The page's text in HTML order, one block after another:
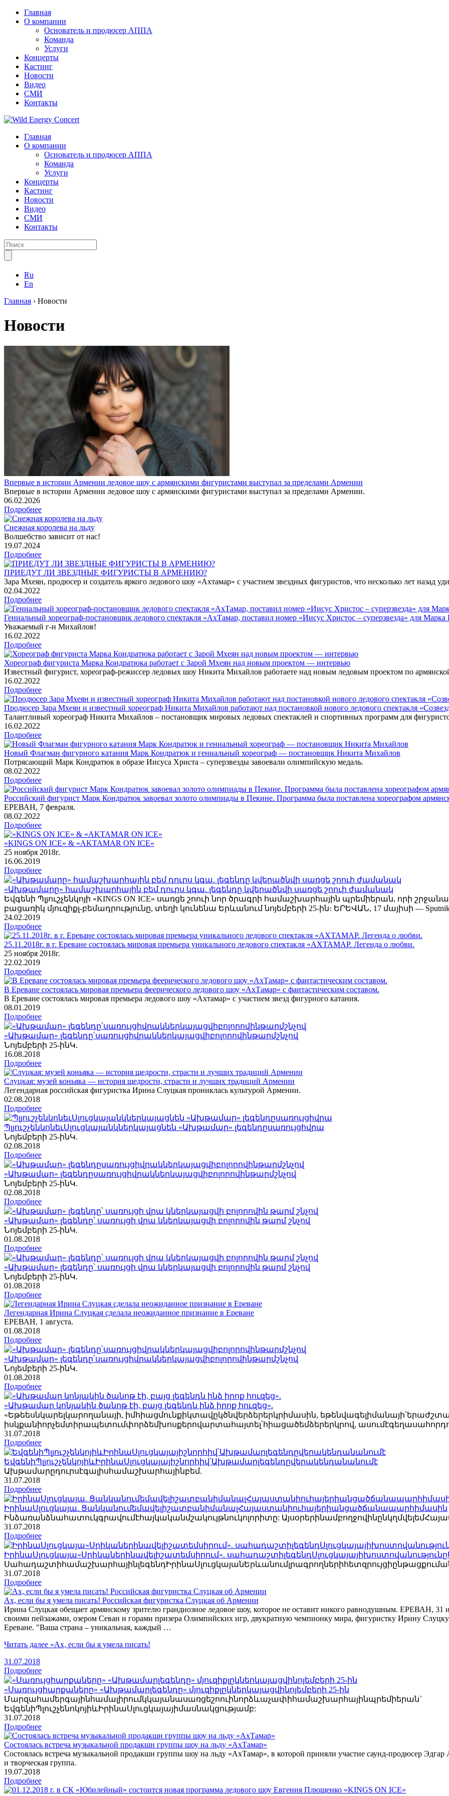
Главная
О компании
Основатель и продюсер АППА
Команда
Услуги
Концерты
Кастинг
Новости
Видео
СМИ
Контакты
Главная
О компании
Основатель и продюсер АППА
Команда
Услуги
Концерты
Кастинг
Новости
Видео
СМИ
Контакты
Ru
En
Главная › Новости
Новости
Впервые в истории Армении ледовое шоу с армянскими фигуристами выступал за пределами Армении
Впервые в истории Армении ледовое шоу с армянскими фигуристами выступал за пределами Армении.
06.02.2026
Подробнее
Снежная королева на льду
Волшебство зависит от нас!
19.07.2024
Подробнее
ПРИЕДУТ ЛИ ЗВЕЗДНЫЕ ФИГУРИСТЫ В АРМЕНИЮ?
Зара Мхеян, продюсер и создатель яркого ледового шоу «Ахтамар» с участием звездных фигуристов, что несколько лет назад
02.04.2022
Подробнее
Гениальный хореограф-постановщик ледового спектакля «АхТамар, поставил номер «Иисус Христос – суперзвезда» для Марка
Уважаемый г-н Михайлов!
16.02.2022
Подробнее
Хореограф фигуриста Марка Кондратюка работает с Зарой Мхеян над новым проектом — интервью
Известный фигурист, хореограф-режиссер ледовых шоу Никита Михайлов работаете над новым ледовым проектом по
16.02.2022
Подробнее
Продюсер Зара Мхеян и известный хореограф Никита Михайлов работают над постановкой нового ледового спектакля
Талантливый хореограф Никита Михайлов – постановщик мировых ледовых спектаклей и спортивных программ для
16.02.2022
Подробнее
Новый Флагман фигурного катания Марк Кондратюк и гениальный хореограф — постановщик Никита Михайлов
Потрясающий Марк Кондратюк в образе Иисуса Христа – суперзвезды завоевали олимпийскую медаль.
08.02.2022
Подробнее
Российский фигурист Марк Кондратюк завоевал золото олимпиады в Пекине. Программа была поставлена хореографом
ЕРЕВАН, 7 февраля.
08.02.2022
Подробнее
«KINGS ON ICE» & «AKTAMAR ON ICE»
25 ноября 2018г.
16.06.2019
Подробнее
«Ախթամարը» համաշխարհային բեմ դուրս կգա. լեգենդը կվերածնվի սառցե շոուի ժամանակ
Եվգենի Պլյուշչենկոյի «KINGS ON ICE» սառցե շոուի նոր ծրագրի համաշխարհային պրեմիերան, որի
բացառիկ մյուզիքլ-բեմադրությունը, տեղի կունենա Երևանում նոյեմբերի 25-ին։ ԵՐԵՎԱՆ, 17 մայիսի —
24.02.2019
Подробнее
25.11.2018г. в г. Ереване состоялась мировая премьера уникального ледового спектакля «АХТАМАР. Легенда о любви.
25 ноября 2018г.
22.02.2019
Подробнее
В Ереване состоялась мировая премьера феерического ледового шоу «АхТамар» с фантастическим составом.
В Ереване состоялась мировая премьера ледового шоу «Ахтамар» с участием звезд фигурного катания.
08.01.2019
Подробнее
«Ախթամար» լեգենդը՝սառույցիվրակներկայացվիբոլորովինթարմշնչով
Նոյեմբերի 25-ինԿ.
16.08.2018
Подробнее
Слуцкая: музей коньяка — история щедрости, страсти и лучших традиций Армении
Легендарная российская фигуристка Ирина Слуцкая прониклась культурой Армении.
02.08.2018
Подробнее
ՊլյուշչենկոնեւՍլուցկայանկներկայացնեն «Ախթամար» լեգենդըսառույցիվրա
Նոյեմբերի 25-ինԿ.
02.08.2018
Подробнее
«Ախթամար» լեգենդըսառույցիվրակներկայացվիբոլորովինթարմշնչով
Նոյեմբերի 25-ինԿ.
02.08.2018
Подробнее
«Ախթամար» լեգենդը՝ սառույցի վրա կներկայացվի բոլորովին թարմ շնչով
Նոյեմբերի 25-ինԿ.
01 .08.2018
Подробнее
«Ախթամար» լեգենդը՝ սառույցի վրա կներկայացվի բոլորովին թարմ շնչով
Նոյեմբերի 25-ինԿ.
01 .08.2018
Подробнее
Легендарная Ирина Слуцкая сделала неожиданное признание в Ереване
ЕРЕВАН, 1 августа.
01 .08.2018
Подробнее
«Ախթամար» լեգենդը՝սառույցիվրակներկայացվիբոլորովինթարմշնչով
Նոյեմբերի 25-ինԿ.
01 .08.2018
Подробнее
«Ախթամար կոնյակին ծանոթ էի, բայց լեգենդն ինձ իրոք հուզեց».
«Եթեեսնկարելկարողանայի, իմհիացմունքիկտավըկծնվերձերերկրիմասին,
իսկքանիորչեմտիրապետումփորձեմխոսքերովարտահայտել՝հիացածեմձերերկրով,
31 .07.2018
Подробнее
ԵվգենիՊլյուշչենկոյիևԻրինաՍլուցկայայիշնորհիվ՝Ախթամարլեգենդըվերակենդանանումէ
Ախթամարըդուրսէգալիսհամաշխարհայինբեմ.
31 .07.2018
Подробнее
ԻրինաՍլուցկայա. ՑանկանումեմավելիշատբանիմանալՀայաստանիուհայերիանցածճանապարհիմասին
Ինձառանձնահատուկգրավումէհայկականմշակույթնուկոլորիտը:
31 .07.2018
Подробнее
ԻրինաՍլուցկայա«Սրիկաներինավելիշատեմսիրում».
31 .07.2018
Подробнее
Ах, если бы я умела писать! Российская фигуристка Слуцкая об Армении
Ирина Слуцкая обещает армянскому зрителю грандиозное ледовое шоу, которое не оставит никого равнодушным. ЕРЕВАН, 31
своими пейзажами, озером Севан и горами призера Олимпийских игр, двукратную чемпионку мира, фигуристку Ирину
Ереване. "Ваша страна – уникальная, каждый …
Читать далее «Ах, если бы я умела писать!
31 .07.2018
Подробнее
«Սառույցիարքաները» «Ախթամարլեգենդը» մյուզիքլըկներկայացվինոյեմբերի 25-ին
Մարզահամերգայինհամալիրումկկայանասառցեշոուինորձևաչափիհամաշխարհայինպրեմիերան`
ԵվգենիՊլուշչենոկոյիևԻրինաՍլուցկայայիմասնակցությամբ:
31 .07.2018
Подробнее
Состоялась встреча музыкальной продакшн группы шоу на льду «АхТамар»
Состоялась встреча музыкальной продакшн группы шоу на льду «АхТамар», в которой приняли участие саунд-продюсер
и творческая группа.
19.07.2018
Подробнее